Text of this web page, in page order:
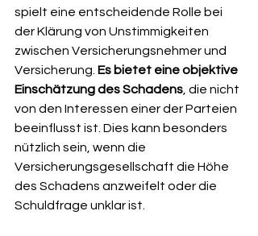
spielt eine entscheidende Rolle bei
der Klärung von Unstimmigkeiten
zwischen Versicherungsnehmer und
Versicherung. Es bietet eine objektive
Einschätzung des Schadens , die nicht
von den Interessen einer der Parteien
beeinflusst ist. Dies kann besonders
nützlich sein, wenn die
Versicherungsgesellschaft die Höhe
des Schadens anzweifelt oder die
Schuldfrage unklar ist.